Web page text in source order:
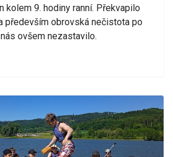
kolem 9. hodiny ranní. Překvapilo
především obrovská nečistota po
ovšem nezastavilo.